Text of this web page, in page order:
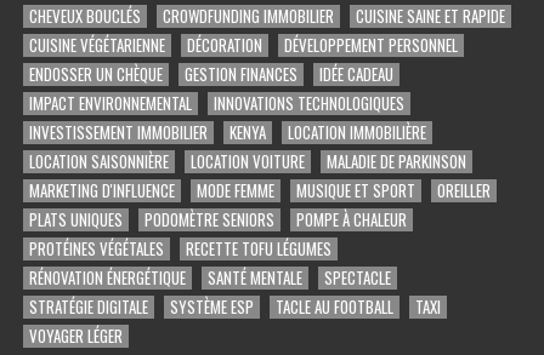
CHEVEUX BOUCLÉS
CROWDFUNDING IMMOBILIER
CUISINE SAINE ET RAPIDE
CUISINE VÉGÉTARIENNE
DÉCORATION
DÉVELOPPEMENT PERSONNEL
ENDOSSER UN CHÈQUE
GESTION FINANCES
IDÉE CADEAU
IMPACT ENVIRONNEMENTAL
INNOVATIONS TECHNOLOGIQUES
INVESTISSEMENT IMMOBILIER
KENYA
LOCATION IMMOBILIÈRE
LOCATION SAISONNIÈRE
LOCATION VOITURE
MALADIE DE PARKINSON
MARKETING D'INFLUENCE
MODE FEMME MUSIQUE ET SPORT
OREILLER
PLATS UNIQUES
PODOMÈTRE SENIORS
POMPE À CHALEUR
PROTÉINES VÉGÉTALES
RECETTE TOFU LÉGUMES
RÉNOVATION ÉNERGÉTIQUE
SANTÉ MENTALE
SPECTACLE
STRATÉGIE DIGITALE
SYSTÈME ESP TACLE AU FOOTBALL
TAXI
VOYAGER LÉGER